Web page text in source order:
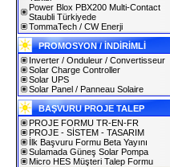
Power Blox PBX200 Multi-Contact
Staubli Türkiyede
TommaTech / CW Enerji
PROMOSYON / İNDİRİMLİ
Inverter / Onduleur / Convertisseur
Solar Charge Controller
Solar UPS
Solar Panel / Panneau Solaire
BAŞVURU PROJE TALEP
PROJE FORMU TR-EN-FR
PROJE - SİSTEM - TASARIM
İlk Başvuru Formu Beta Yayını
Sulamada Güneş Solar Pompa
Micro HES Müşteri Talep Formu